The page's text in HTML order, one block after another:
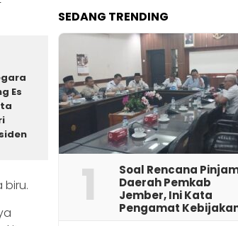
Es
biru.
SEDANG TRENDING
1
‎Soal Rencana
Daerah Pemkab
Jember, Ini Kata
Pengamat